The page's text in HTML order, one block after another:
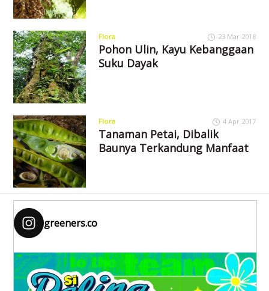
Flora 23 Mar 2018
Pohon Ulin, Kayu Kebanggaan
Suku Dayak
Flora 4 Apr 2017
Tanaman Petai, Dibalik
Baunya Terkandung Manfaat
greeners.co